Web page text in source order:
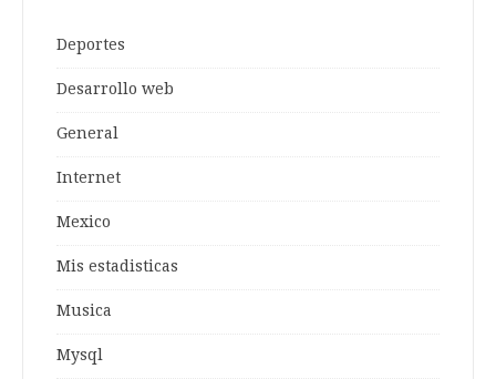
Deportes
Desarrollo web
General
Internet
Mexico
Mis estadisticas
Musica
Mysql